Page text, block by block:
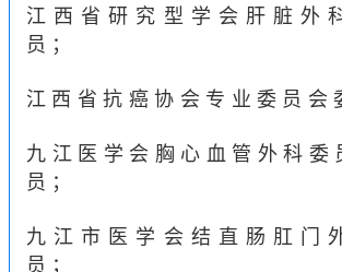
江西省研究型学会肝脏外
员；
江西省抗癌协会专业委员会
九江医学会胸心血管外科委
员；
九江市医学会结直肠肛门
员；